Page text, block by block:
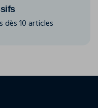
dès 10 articles